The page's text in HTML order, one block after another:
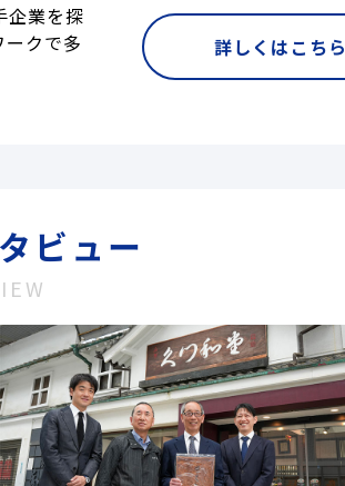
企業を探
クで多
詳しくはこちら
ビュー